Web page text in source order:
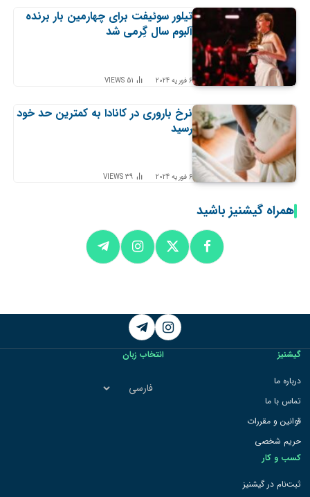
تیلور سوئیفت برای چهارمین بار برنده
آلبوم سال گِرمی شد
6 فوریه 2024 51
VIEWS
نرخ باروری در کانادا به کمترین حد خود
رسید
6 فوریه 2024 39
VIEWS
همراه گیشنیز باشید
Instagram
Telegram
گیشنیز
درباره ما
تماس با ما
قوانین و مقررات
حریم شخصی
کسب و کار
ثبت‌نام در گیشنیز
انتخاب زبان
انتخاب
زبان